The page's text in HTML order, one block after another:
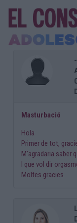
-
Masturbació
Hola
Primer de tot,
M'agradaria saber
I que vol dir
Moltes gracies